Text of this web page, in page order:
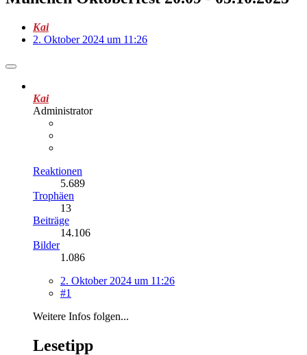
Kai
2. Oktober 2024 um 11:26
Kai
Administrator
Reaktionen
5.689
Trophäen
13
Beiträge
14.106
Bilder
1.086
2. Oktober 2024 um 11:26
#1
Weitere Infos folgen...
Lesetipp